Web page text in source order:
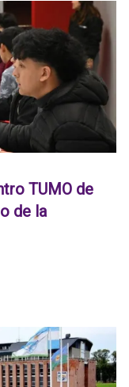
TUMO de
de la